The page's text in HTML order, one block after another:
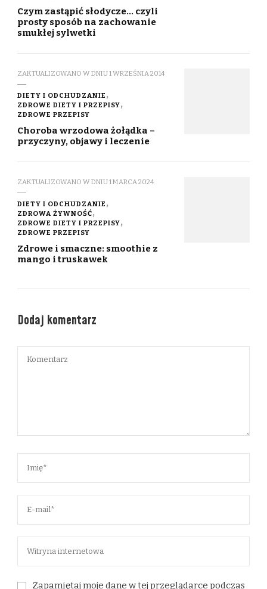
Czym zastąpić słodycze… czyli
prosty sposób na zachowanie
smukłej sylwetki
ZAKTUALIZOWANO W DNIU1 WRZEŚNIA 2014
DIETY I ODCHUDZANIE
ZDROWE DIETY I PRZEPISY
ZDROWE PRZEPISY
Choroba wrzodowa żołądka –
przyczyny, objawy i leczenie
ZAKTUALIZOWANO W DNIU1 MARCA 2024
DIETY I ODCHUDZANIE
ZDROWA ŻYWNOŚĆ
ZDROWE DIETY I PRZEPISY
ZDROWE PRZEPISY
Zdrowe i smaczne: smoothie z
mango i truskawek
Dodaj komentarz
Zapamiętaj moje dane w tej przeglądarce podczas